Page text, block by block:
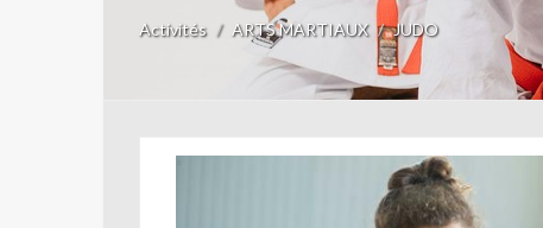
Activités ARTS MARTIAUX JUDO